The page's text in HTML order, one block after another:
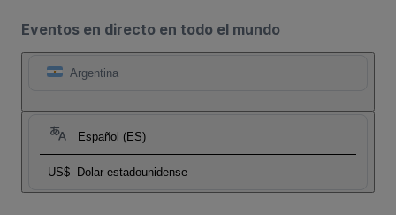
Eventos en directo en todo el mundo
Argentina
Español (ES)
US$ Dolar estadounidense